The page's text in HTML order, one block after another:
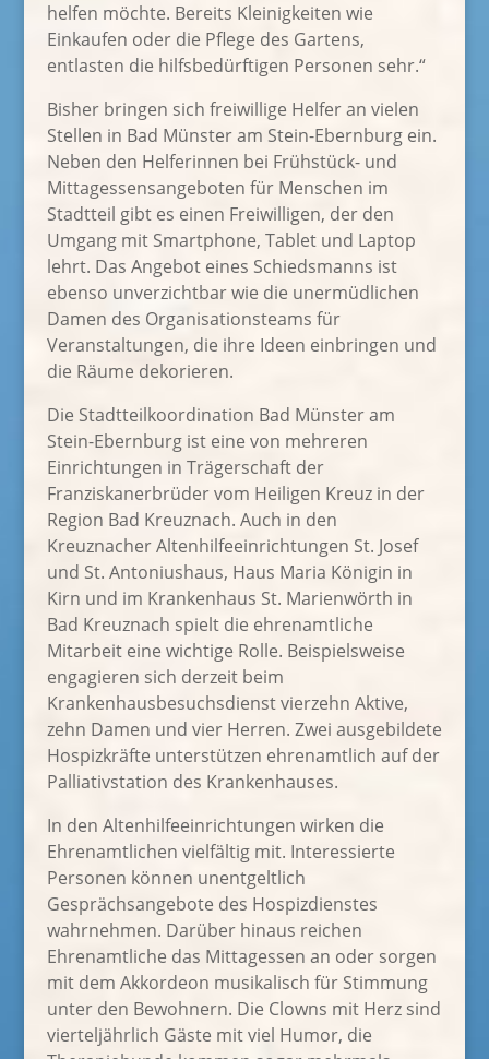
helfen möchte. Bereits Kleinigkeiten wie
Einkaufen oder die Pflege des Gartens,
entlasten die hilfsbedürftigen Personen sehr.“
Bisher bringen sich freiwillige Helfer an vielen
Stellen in Bad Münster am Stein-Ebernburg ein.
Neben den Helferinnen bei Frühstück- und
Mittagessensangeboten für Menschen im
Stadtteil gibt es einen Freiwilligen, der den
Umgang mit Smartphone, Tablet und Laptop
lehrt. Das Angebot eines Schiedsmanns ist
ebenso unverzichtbar wie die unermüdlichen
Damen des Organisationsteams für
Veranstaltungen, die ihre Ideen einbringen und
die Räume dekorieren.
Die Stadtteilkoordination Bad Münster am
Stein-Ebernburg ist eine von mehreren
Einrichtungen in Trägerschaft der
Franziskanerbrüder vom Heiligen Kreuz in der
Region Bad Kreuznach. Auch in den
Kreuznacher Altenhilfeeinrichtungen St. Josef
und St. Antoniushaus, Haus Maria Königin in
Kirn und im Krankenhaus St. Marienwörth in
Bad Kreuznach spielt die ehrenamtliche
Mitarbeit eine wichtige Rolle. Beispielsweise
engagieren sich derzeit beim
Krankenhausbesuchsdienst vierzehn Aktive,
zehn Damen und vier Herren. Zwei ausgebildete
Hospizkräfte unterstützen ehrenamtlich auf der
Palliativstation des Krankenhauses.
In den Altenhilfeeinrichtungen wirken die
Ehrenamtlichen vielfältig mit. Interessierte
Personen können unentgeltlich
Gesprächsangebote des Hospizdienstes
wahrnehmen. Darüber hinaus reichen
Ehrenamtliche das Mittagessen an oder sorgen
mit dem Akkordeon musikalisch für Stimmung
unter den Bewohnern. Die Clowns mit Herz sind
vierteljährlich Gäste mit viel Humor, die